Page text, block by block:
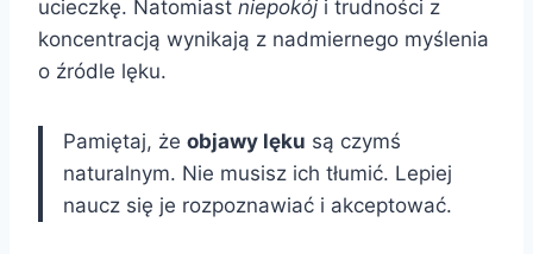
ucieczkę. Natomiast niepokój i trudności z
koncentracją wynikają z nadmiernego myślenia
o źródle lęku.
Pamiętaj, że objawy lęku są czymś
naturalnym. Nie musisz ich tłumić. Lepiej
naucz się je rozpoznawiać i akceptować.